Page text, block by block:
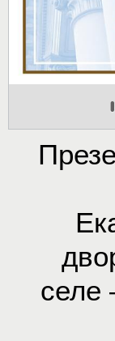
селе